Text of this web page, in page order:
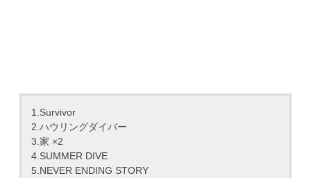
1.Survivor
2.ハウリングダイバー
3.家 ×2
4.SUMMER DIVE
5.NEVER ENDING STORY